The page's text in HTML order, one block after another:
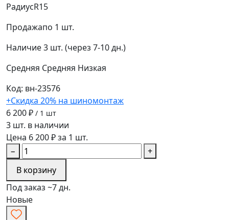
РадиусR15
Продажапо 1 шт.
Наличие3 шт. (через 7-10 дн.)
Средняя Средняя Низкая
Код: вн-23576
+Скидка 20% на шиномонтаж
6 200 ₽ / 1 шт
3 шт. в наличии
Цена 6 200 ₽ за 1 шт.
−
+
В корзину
Под заказ ~7 дн.
Новые